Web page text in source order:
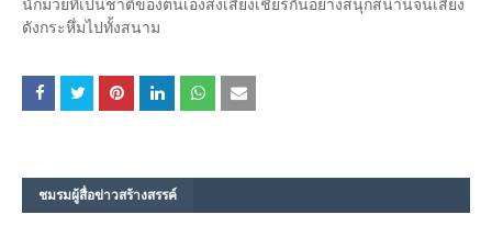
ดังกระหึ่มไปทั้งสนาม
ชมรม​ผู้สื่อข่าวสร้างสรรค์​